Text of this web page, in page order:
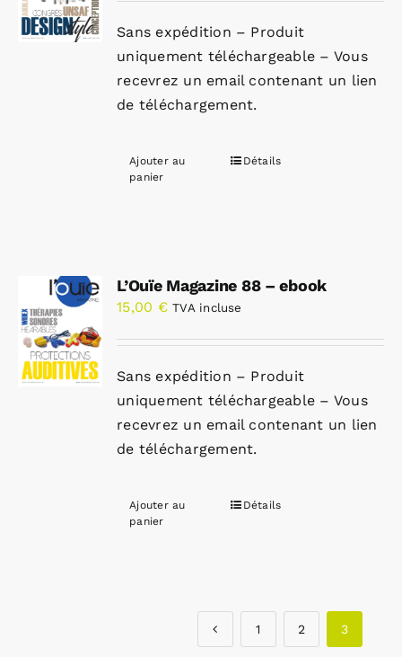
Sans expédition – Produit
uniquement téléchargeable – Vous
recevrez un email contenant un lien
de téléchargement.
Ajouter au
panier
Détails
L’Ouïe Magazine 88 – ebook
15,00 € TVA incluse
Sans expédition – Produit
uniquement téléchargeable – Vous
recevrez un email contenant un lien
de téléchargement.
Ajouter au
panier
Détails
1 2 3